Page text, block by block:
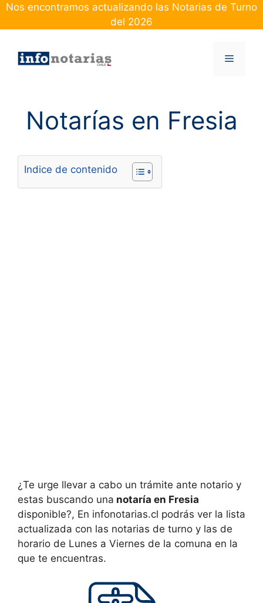
Skip
Nos encontramos actualizando las Notarias de Turno
del 2026
Menu
Notarías en Fresia
Indice de contenido
¿Te urge llevar a cabo un trámite ante notario y
estas buscando una notaría en Fresia
disponible?, En infonotarias.cl podrás ver la lista
actualizada con las notarias de turno y las de
horario de Lunes a Viernes de la comuna en la
que te encuentras.